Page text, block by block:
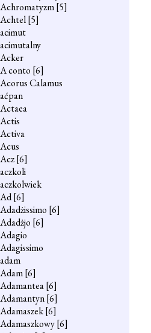
Achromatyzm[5]
Achtel[5]
acimut
acimutalny
Acker
A conto [6]
Acorus Calamus
aćpan
Actaea
Actis
Activa
Acus
Acz[6]
aczkoli
aczkolwiek
Ad[6]
Adadżissimo [6]
Adadżjo [6]
Adagio
Adagissimo
adam
Adam[6]
Adamantea[6]
Adamantyn[6]
Adamaszek[6]
Adamaszkowy[6]